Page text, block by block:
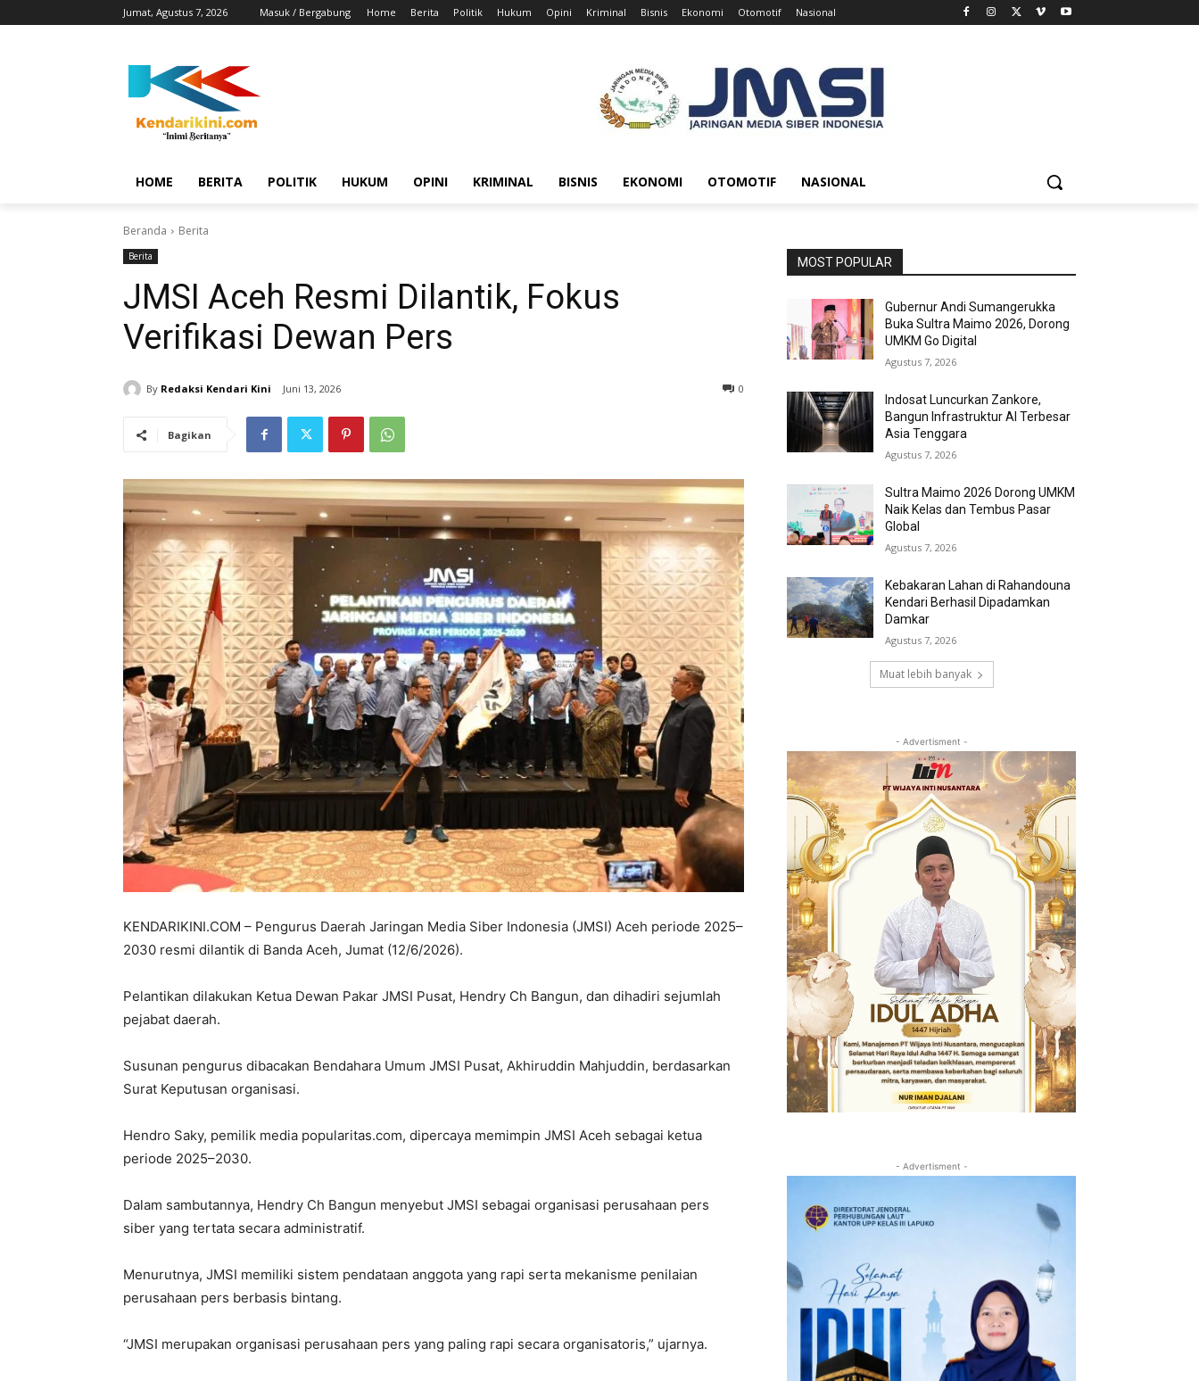
Jumat, Agustus 7, 2026 Masuk / Bergabung Home Berita Politik Hukum Opini Kriminal Bisnis Ekonomi Otomotif Nasional
HOME BERITA POLITIK HUKUM OPINI KRIMINAL BISNIS EKONOMI OTOMOTIF NASIONAL
Beranda Berita
Berita
JMSI Aceh Resmi Dilantik, Fokus
Verifikasi Dewan Pers
By Redaksi Kendari Kini Juni 13, 2026 0
Bagikan
KENDARIKINI.COM – Pengurus Daerah Jaringan Media Siber Indonesia (JMSI) Aceh periode 2025–
2030 resmi dilantik di Banda Aceh, Jumat (12/6/2026).
Pelantikan dilakukan Ketua Dewan Pakar JMSI Pusat, Hendry Ch Bangun, dan dihadiri sejumlah
pejabat daerah.
Susunan pengurus dibacakan Bendahara Umum JMSI Pusat, Akhiruddin Mahjuddin, berdasarkan
Surat Keputusan organisasi.
Hendro Saky, pemilik media popularitas.com, dipercaya memimpin JMSI Aceh sebagai ketua
periode 2025–2030.
Dalam sambutannya, Hendry Ch Bangun menyebut JMSI sebagai organisasi perusahaan pers
siber yang tertata secara administratif.
Menurutnya, JMSI memiliki sistem pendataan anggota yang rapi serta mekanisme penilaian
perusahaan pers berbasis bintang.
“JMSI merupakan organisasi perusahaan pers yang paling rapi secara organisatoris,” ujarnya.
MOST POPULAR
Gubernur Andi Sumangerukka
Buka Sultra Maimo 2026, Dorong
UMKM Go Digital
Agustus 7, 2026
Indosat Luncurkan Zankore,
Bangun Infrastruktur AI Terbesar
Asia Tenggara
Agustus 7, 2026
Sultra Maimo 2026 Dorong UMKM
Naik Kelas dan Tembus Pasar
Global
Agustus 7, 2026
Kebakaran Lahan di Rahandouna
Kendari Berhasil Dipadamkan
Damkar
Agustus 7, 2026
Muat lebih banyak
- Advertisment -
- Advertisment -